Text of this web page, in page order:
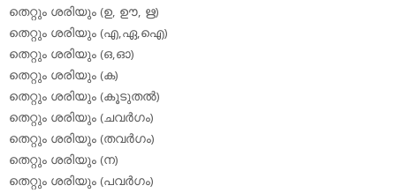
തെറ്റും ശരിയും (ഉ, ഊ, ഋ)
തെറ്റും ശരിയും (എ,ഏ,ഐ)
തെറ്റും ശരിയും (ഒ,ഓ)
തെറ്റും ശരിയും (ക)
തെറ്റും ശരിയും (കൂടുതല്‍)
തെറ്റും ശരിയും (ചവര്‍ഗം)
തെറ്റും ശരിയും (തവര്‍ഗം)
തെറ്റും ശരിയും (ന)
തെറ്റും ശരിയും (പവര്‍ഗം)